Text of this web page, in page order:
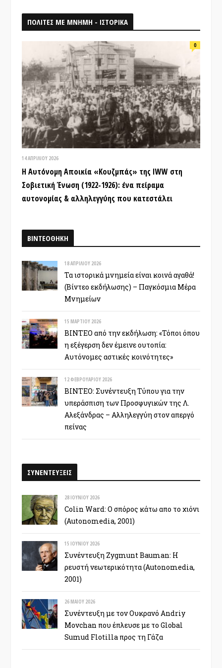
ΠΟΛΙΤΕΣ ΜΕ ΜΝΗΜΗ - ΙΣΤΟΡΙΚΑ
0
14 ΑΠΡΙΛΊΟΥ 2026
Η Αυτόνομη Αποικία «Κουζμπάς» της IWW στη
Σοβιετική Ένωση (1922-1926): ένα πείραμα
αυτονομίας & αλληλεγγύης που κατεστάλει
ΒΙΝΤΕΟΘΗΚΗ
18 ΑΠΡΙΛΊΟΥ 2026
Τα ιστορικά μνημεία είναι κοινά αγαθά!
(Βίντεο εκδήλωσης) – Παγκόσμια Μέρα
Μνημείων
15 ΜΑΡΤΊΟΥ 2026
ΒΙΝΤΕΟ από την εκδήλωση: «Τόποι όπου
η εξέγερση δεν έμεινε ουτοπία:
Αυτόνομες αστικές κοινότητες»
12 ΦΕΒΡΟΥΑΡΊΟΥ 2026
ΒΙΝΤΕΟ: Συνέντευξη Τύπου για την
υπεράσπιση των Προσφυγικών της Λ.
Αλεξάνδρας – Αλληλεγγύη στον απεργό
πείνας
ΣΥΝΕΝΤΕΥΞΕΙΣ
28 ΙΟΥΝΊΟΥ 2026
Colin Ward: Ο σπόρος κάτω απο το χιόνι
(Autonomedia, 2001)
15 ΙΟΥΝΊΟΥ 2026
Συνέντευξη Zygmunt Bauman: Η
ρευστή νεωτερικότητα (Autonomedia,
2001)
26 ΜΑΪ́ΟΥ 2026
Συνέντευξη με τον Ουκρανό Andriy
Movchan που έπλευσε με το Global
Sumud Flotilla προς τη Γάζα